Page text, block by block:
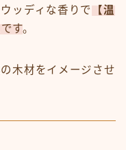
ッディな香りで
【温
す。
木材をイメージさせ